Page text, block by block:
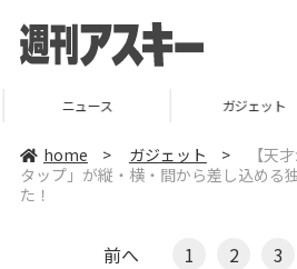
ニュース ガジェット
home > ガジェット >
【天
タップ」が縦・横・間から差し込める
た！
前へ 1 2 3